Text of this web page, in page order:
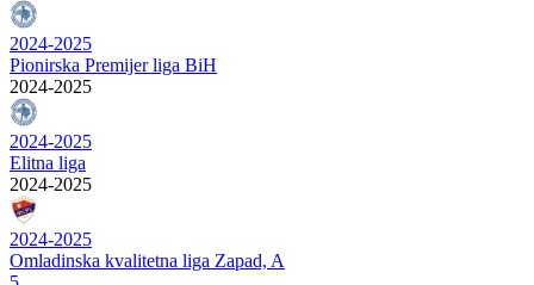
2024-2025
Pionirska Premijer liga BiH
2024-2025
2024-2025
Elitna liga
2024-2025
2024-2025
Omladinska kvalitetna liga Zapad, A